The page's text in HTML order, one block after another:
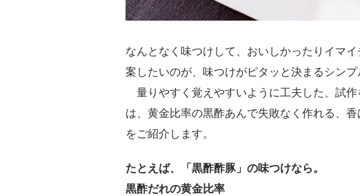
なんとなく味つけして、おいしかったりイマ
案したいのが、味つけがピタッと決まるシン
量りやすく覚えやすいように工夫した、試作
は、黄金比率の黒酢あんで失敗なく作れる、
をご紹介します。
たとえば、「黒酢酢豚」の味つけなら。
黒酢だれの黄金比率